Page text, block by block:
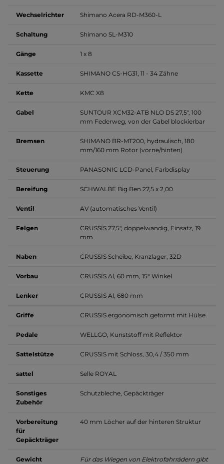
Wechselrichter Shimano Acera RD-M360-L
Schaltung Shimano SL-M310
Gänge 1 x 8
Kassette SHIMANO CS-HG31, 11 - 34 Zähne
Kette KMC X8
Gabel
SUNTOUR XCM32-ATB NLO DS 27,5", 100
mm Federweg, von der Gabel blockierbar
Bremsen
SHIMANO BR-MT200, hydraulisch, 180
mm/160 mm Rotor (vorne/hinten)
Steuerung PANASONIC LCD-Panel, Farbdisplay
Bereifung SCHWALBE Big Ben 27,5 x 2,00
Ventil AV (automatisches Ventil)
Felgen
CRUSSIS 27,5", doppelwandig, Einsatz, 19
mm
Naben CRUSSIS Scheibe, Kranzlager, 32D
Vorbau CRUSSIS Al, 60 mm, 15° Winkel
Lenker CRUSSIS Al, 680 mm
Griffe CRUSSIS ergonomisch geformt mit Hülse
Pedale WELLGO, Kunststoff mit Reflektor
Sattelstütze CRUSSIS mit Schloss, 30,4 / 350 mm
sattel Selle ROYAL
Sonstiges
Zubehör
Schutzbleche, Gepäckträger
Vorbereitung
für
Gepäckträger
40 mm Löcher auf der hinteren Struktur
Gewicht
Für das Wiegen von Elektrofahrrädern gibt